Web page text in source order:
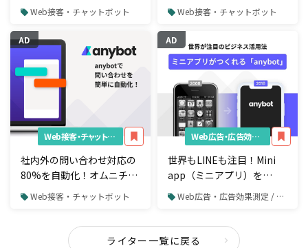
チャットボットで売上アッ
Web接客・チャットボット
れるチャットボット運用法
Web接客・チャットボット
AD
Web接客・チャットボット
社内外の問い合わせ対応の
80%を自動化！オムニチャ
ネルの一括顧客管理を実現
するチャットボットのつく
Web接客・チャットボット
AD
Web広告・広告効果測定
世界もLINEも注目！Mini
app（ミニアプリ）を
「anybot」で作ってビジネ
スを活性化する方法とは
Web広告・広告効果測定 / リターゲティング広告
ライター一覧に戻る